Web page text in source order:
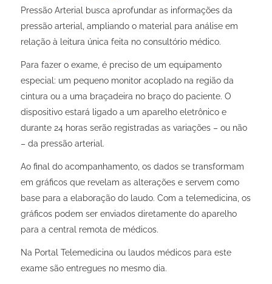
Pressão Arterial busca aprofundar as informações da
pressão arterial, ampliando o material para análise em
relação à leitura única feita no consultório médico.
Para fazer o exame, é preciso de um equipamento
especial: um pequeno monitor acoplado na região da
cintura ou a uma braçadeira no braço do paciente. O
dispositivo estará ligado a um aparelho eletrônico e
durante 24 horas serão registradas as variações – ou não
– da pressão arterial.
Ao final do acompanhamento, os dados se transformam
em gráficos que revelam as alterações e servem como
base para a elaboração do laudo. Com a telemedicina, os
gráficos podem ser enviados diretamente do aparelho
para a central remota de médicos.
Na Portal Telemedicina ou laudos médicos para este
exame são entregues no mesmo dia.